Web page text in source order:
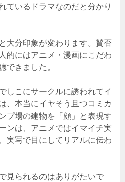
ているドラマなのだと分かり
大分印象が変わります。賛否
的にはアニメ・漫画にこだわ
できました。
しこにサークルに誘われてイ
、本当にイヤそう且つコミカ
プ場の建物を「顔」と表現す
ンは、アニメではイマイチ実
実写で目にしてリアルに伝わ
見られるのはありがたいで